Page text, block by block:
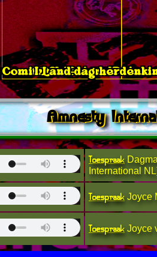
Comité 21 Maart -
Internationale
Land-dag
Amnesty
Toespraak
International
Toespraak Joyce
Toespraak Joyce